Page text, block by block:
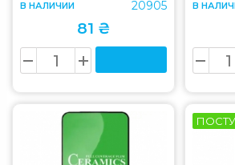
В НАЛИЧИИ 20905
81 ₴
В